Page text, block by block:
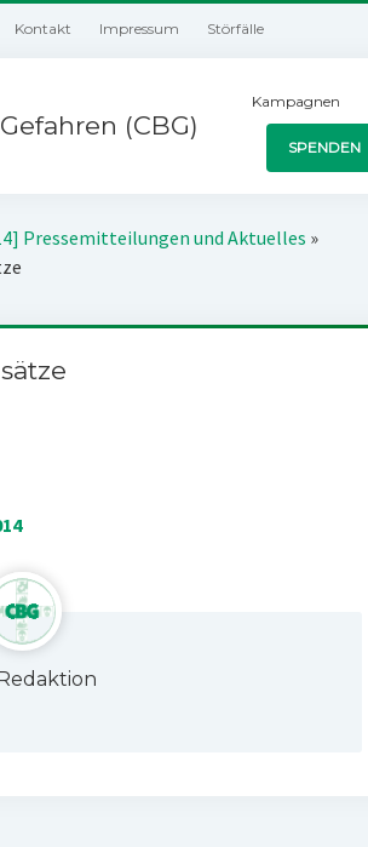
Kontakt Impressum Störfälle
(CBG)
Kampagnen
SPENDEN
Pressemitteilungen und Aktuelles »